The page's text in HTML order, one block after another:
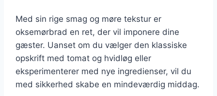
Med sin rige smag og møre tekstur er
oksemørbrad en ret, der vil imponere dine
gæster. Uanset om du vælger den klassiske
opskrift med tomat og hvidløg eller
eksperimenterer med nye ingredienser, vil du
med sikkerhed skabe en mindeværdig middag.